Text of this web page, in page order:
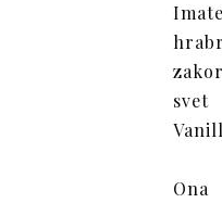
svet
Ona